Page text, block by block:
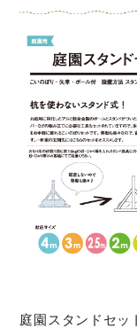
庭園スタンドセッ